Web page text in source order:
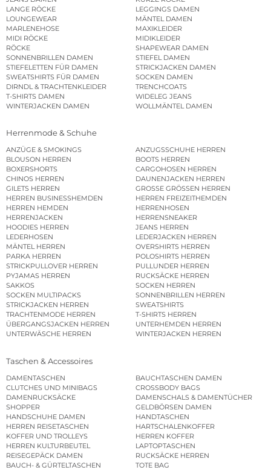
LANGE RÖCKE
LEGGINGS DAMEN
LOUNGEWEAR
MÄNTEL DAMEN
MARLENEHOSE
MAXIKLEIDER
MIDI RÖCKE
MIDIKLEIDER
RÖCKE
SHAPEWEAR DAMEN
SONNENBRILLEN DAMEN
STIEFEL DAMEN
STIEFELETTEN FÜR DAMEN
STRICKJACKEN DAMEN
SWEATSHIRTS FÜR DAMEN
SOCKEN DAMEN
DIRNDL & TRACHTENKLEIDER
TRENCHCOATS
T-SHIRTS DAMEN
WIDELEG JEANS
WINTERJACKEN DAMEN
WOLLMÄNTEL DAMEN
Herrenmode & Schuhe
ANZÜGE & SMOKINGS
ANZUGSSCHUHE HERREN
BLOUSON HERREN
BOOTS HERREN
BOXERSHORTS
CARGOHOSEN HERREN
CHINOS HERREN
DAUNENJACKEN HERREN
GILETS HERREN
GROSSE GRÖSSEN HERREN
HERREN BUSINESSHEMDEN
HERREN FREIZEITHEMDEN
HERREN HEMDEN
HERRENHOSEN
HERRENJACKEN
HERRENSNEAKER
HOODIES HERREN
JEANS HERREN
LEDERHOSEN
LEDERJACKEN HERREN
MÄNTEL HERREN
OVERSHIRTS HERREN
PARKA HERREN
POLOSHIRTS HERREN
STRICKPULLOVER HERREN
PULLUNDER HERREN
PYJAMAS HERREN
RUCKSÄCKE HERREN
SAKKOS
SOCKEN HERREN
SOCKEN MULTIPACKS
SONNENBRILLEN HERREN
STRICKJACKEN HERREN
SWEATSHIRTS
TRACHTENMODE HERREN
T-SHIRTS HERREN
ÜBERGANGSJACKEN HERREN
UNTERHEMDEN HERREN
UNTERWÄSCHE HERREN
WINTERJACKEN HERREN
Taschen & Accessoires
DAMENTASCHEN
BAUCHTASCHEN DAMEN
CLUTCHES UND MINIBAGS
CROSSBODY BAGS
DAMENRUCKSÄCKE
DAMENSCHALS & DAMENTÜCHER
SHOPPER
GELDBÖRSEN DAMEN
HANDSCHUHE DAMEN
HANDTASCHEN
HERREN REISETASCHEN
HARTSCHALENKOFFER
KOFFER UND TROLLEYS
HERREN KOFFER
HERREN KULTURBEUTEL
LAPTOPTASCHEN
REISEGEPÄCK DAMEN
RUCKSÄCKE HERREN
BAUCH- & GÜRTELTASCHEN
TOTE BAG